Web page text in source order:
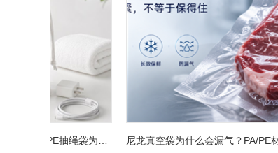
别再让廉价包装拖垮产品质感：CPE抽绳袋为什么成了服装与3C品牌的新宠？